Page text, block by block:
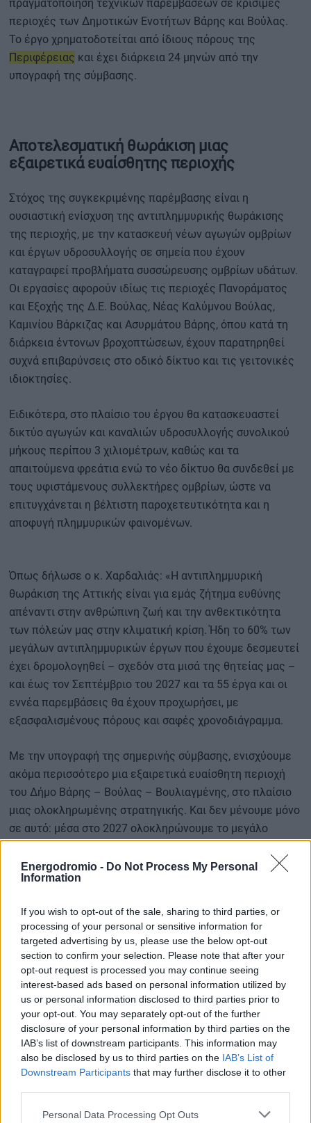
Energodromio - Do Not Process My Personal
Information
If you wish to opt-out of the sale, sharing to third parties, or
processing of your personal or sensitive information for
targeted advertising by us, please use the below opt-out
section to confirm your selection. Please note that after your
opt-out request is processed you may continue seeing
interest-based ads based on personal information utilized by
us or personal information disclosed to third parties prior to
your opt-out. You may separately opt-out of the further
disclosure of your personal information by third parties on the
IAB’s list of downstream participants. This information may
also be disclosed by us to third parties on the IAB’s List of
Downstream Participants that may further disclose it to other
Personal Data Processing Opt Outs
πραγματοποίηση τεχνικών παρεμβάσεων σε κρίσιμες
περιοχές των Δημοτικών Ενοτήτων Βάρης και Βούλας.
Το έργο χρηματοδοτείται από ίδιους πόρους της
Περιφέρειας και έχει διάρκεια 24 μηνών από την
υπογραφή της σύμβασης.
Αποτελεσματική θωράκιση μιας
εξαιρετικά ευαίσθητης περιοχής
Στόχος της συγκεκριμένης παρέμβασης είναι η
ουσιαστική ενίσχυση της αντιπλημμυρικής θωράκισης
της περιοχής, με την κατασκευή νέων αγωγών ομβρίων
και έργων υδροσυλλογής σε σημεία που έχουν
καταγραφεί προβλήματα συσσώρευσης ομβρίων υδάτων.
Οι εργασίες αφορούν ιδίως τις περιοχές Πανοράματος
και Εξοχής της Δ.Ε. Βούλας, Νέας Καλύμνου Βούλας,
Καμινίου Βάρκιζας και Ασυρμάτου Βάρης, όπου κατά τη
διάρκεια έντονων βροχοπτώσεων, έχουν παρατηρηθεί
συχνά επιβαρύνσεις στο οδικό δίκτυο και τις γειτονικές
ιδιοκτησίες.
Ειδικότερα, στο πλαίσιο του έργου θα κατασκευαστεί
δικτύο αγωγών και καναλιών υδροσυλλογής συνολικού
μήκους περίπου 3 χιλιομέτρων, καθώς και τα
απαιτούμενα φρεάτια ενώ το νέο δίκτυο θα συνδεθεί με
τους υφιστάμενους συλλεκτήρες ομβρίων, ώστε να
επιτυγχάνεται η βέλτιστη παροχετευτικότητα και η
αποφυγή πλημμυρικών φαινομένων.
Όπως δήλωσε ο κ. Χαρδαλιάς: «Η αντιπλημμυρική
θωράκιση της Αττικής είναι για εμάς ζήτημα ευθύνης
απέναντι στην ανθρώπινη ζωή και την ανθεκτικότητα
των πόλεών μας στην κλιματική κρίση. Ήδη το 60% των
μεγάλων αντιπλημμυρικών έργων που έχουμε δεσμευτεί
έχει δρομολογηθεί – σχεδόν στα μισά της θητείας μας –
και έως τον Σεπτέμβριο του 2027 και τα 55 έργα και οι
εννέα παρεμβάσεις θα έχουν προχωρήσει, με
εξασφαλισμένους πόρους και σαφές χρονοδιάγραμμα.
Με την υπογραφή της σημερινής σύμβασης, ενισχύουμε
ακόμα περισσότερο μια εξαιρετικά ευαίσθητη περιοχή
του Δήμο Βάρης – Βούλας – Βουλιαγμένης, στο πλαίσιο
μιας ολοκληρωμένης στρατηγικής. Και δεν μένουμε μόνο
σε αυτό: μέσα στο 2027 ολοκληρώνουμε το μεγάλο
προϋπολογισμού 26 εκατ. ευρώ – ένα έργο που για
δεκαετίες ταλαιπωρήθηκε από καθυστερήσεις, αλλά
προχωράμε στο κρίσιμο έργο στο ρέμα Χέρωμα –
Μηλαδέζα, ύψους 21 εκατ. ευρώ, ενισχύοντας περαιτέρω
τη συνολική θωράκιση της περιοχής.
Σε αυτή τη μεγάλη προσπάθεια έχουμε δίπλα μας έναν
έμπειρο και αποτελεσματικό συνεργάτη, τον Δήμαρχο
Γρηγόρη Κωνσταντέλλο, με τον οποίο μοιραζόμαστε μια
κοινή φιλοσοφία: έργα ουσίας, χωρίς εκπτώσεις και
χωρίς άλλες χαμένες δεκαετίες».
«Συνεχίζουμε, μαζί με την Περιφέρεια Αττικής, ένα πολύ